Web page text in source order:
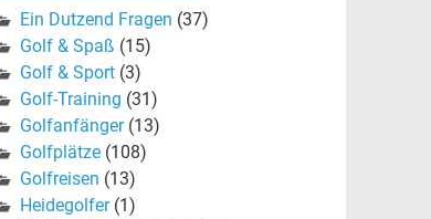
Ein Dutzend Fragen (37)
Golf & Spaß (15)
Golf & Sport(3)
Golf-Training (31)
Golfanfänger(13)
Golfplätze(108)
Golfreisen (13)
Heidegolfer(1)